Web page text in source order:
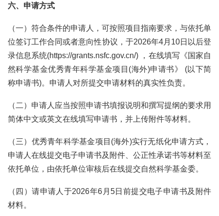
六、申请方式
（一）符合条件的申请人，可按照项目指南要求，与依托单
位签订工作合同或者意向性协议，于2026年4月10日以后登
录信息系统(https://grants.nsfc.gov.cn/) ，在线填写《国家自
然科学基金优秀青年科学基金项目(海外)申请书》 (以下简
称申请书)。申请人对所提交申请材料的真实性负责。
（二）申请人应当按照申请书填报说明和撰写提纲的要求用
简体中文或英文在线填写申请书，并上传附件等材料。
（三）优秀青年科学基金项目(海外)实行无纸化申请方式，
申请人在线提交电子申请书及附件、公正性承诺书等材料至
依托单位，由依托单位审核后在线提交自然科学基金委。
（四）请申请人于2026年6月5日前提交电子申请书及附件
材料。